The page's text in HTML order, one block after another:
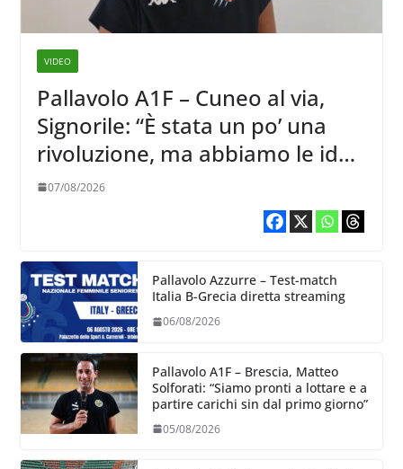
VIDEO
Pallavolo A1F – Cuneo al via,
Signorile: “È stata un po’ una
rivoluzione, ma abbiamo le idee
chiare siu cosa vogliamo fare”
07/08/2026
Pallavolo Azzurre – Test-match
Italia B-Grecia diretta streaming
06/08/2026
Pallavolo A1F – Brescia, Matteo
Solforati: “Siamo pronti a lottare e a
partire carichi sin dal primo giorno”
05/08/2026